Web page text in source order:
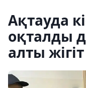
Ақтауда
оқталды
алты